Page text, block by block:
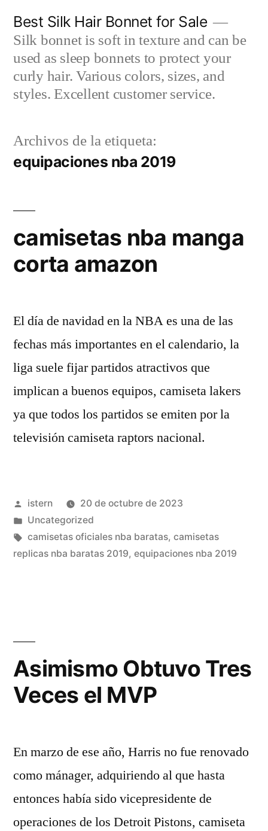
contenido
Best Silk Hair Bonnet for Sale
Silk bonnet is soft in texture and can be
used as sleep bonnets to protect your
curly hair. Various colors, sizes, and
styles. Excellent customer service.
Archivos de la etiqueta:
equipaciones nba 2019
camisetas nba manga
corta amazon
El día de navidad en la NBA es una de las
fechas más importantes en el calendario, la
liga suele fijar partidos atractivos que
implican a buenos equipos, camiseta lakers
ya que todos los partidos se emiten por la
televisión camiseta raptors nacional.
Publicado
por
istern
20 de octubre de 2023
Publicado
en
Uncategorized
Etiquetas:
camisetas oficiales nba baratas, camisetas
replicas nba baratas 2019, equipaciones nba 2019
Asimismo Obtuvo Tres
Veces el MVP
En marzo de ese año, Harris no fue renovado
como mánager, adquiriendo al que hasta
entonces había sido vicepresidente de
operaciones de los Detroit Pistons, camiseta